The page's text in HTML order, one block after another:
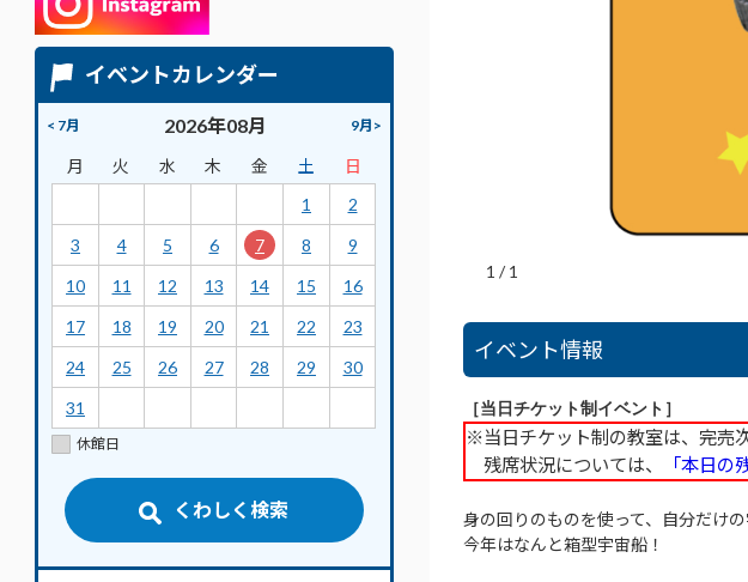
イベントカレンダー
< 7月 2026年08月 9月>
月 火 水 木 金 土
日
1
2
3
4 5 6 7 8
9
10
11 12 13 14 15
16
17
18 19 20 21 22
23
24
25 26 27 28 29
30
31
休館日
くわしく検索
1 /1
イベント情報
［当日チケット制イベント］
※当日チケット制の教室は、完売
残席状況については、
「本日の
身の回りのものを使って、自分だけの
今年はなんと箱型宇宙船！